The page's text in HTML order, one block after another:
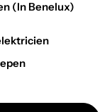
(In Benelux)